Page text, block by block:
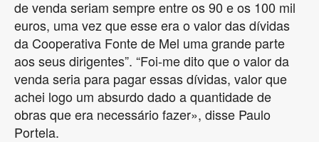
de venda seriam sempre entre os 90 e os 100 mil
euros, uma vez que esse era o valor das dívidas
da Cooperativa Fonte de Mel uma grande parte
aos seus dirigentes”. “Foi-me dito que o valor da
venda seria para pagar essas dívidas, valor que
achei logo um absurdo dado a quantidade de
obras que era necessário fazer», disse Paulo
Portela.